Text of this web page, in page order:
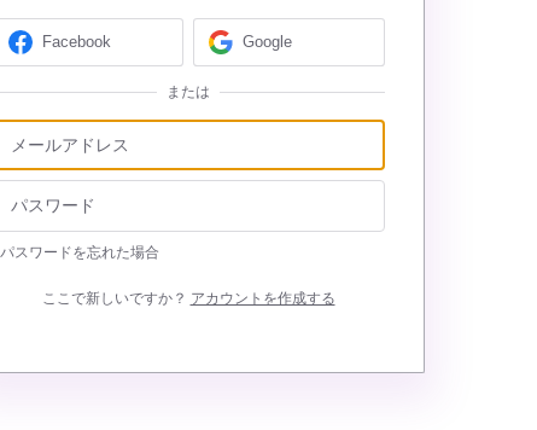
Facebook Google
または
パスワードを忘れた場合
ここで新しいですか？ アカウントを作成する